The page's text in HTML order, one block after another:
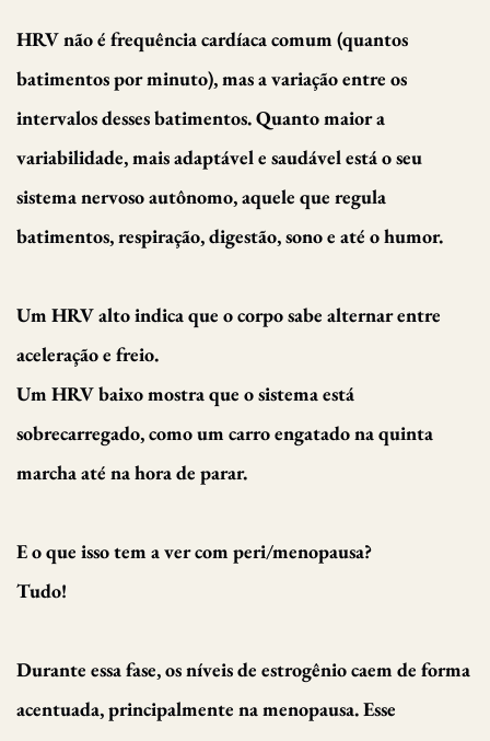
HRV não é frequência cardíaca comum (quantos
batimentos por minuto), mas a variação entre os
intervalos desses batimentos. Quanto maior a
variabilidade, mais adaptável e saudável está o seu
sistema nervoso autônomo, aquele que regula
batimentos, respiração, digestão, sono e até o humor.
Um HRV alto indica que o corpo sabe alternar entre
aceleração e freio.
Um HRV baixo mostra que o sistema está
sobrecarregado, como um carro engatado na quinta
marcha até na hora de parar.
E o que isso tem a ver com peri/menopausa?
Tudo!
Durante essa fase, os níveis de estrogênio caem de forma
acentuada, principalmente na menopausa. Esse